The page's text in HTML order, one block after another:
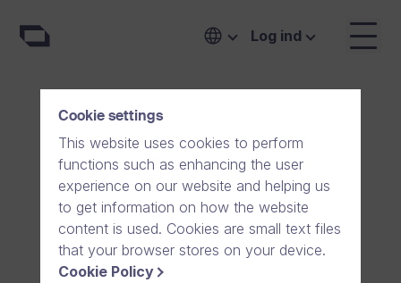
Log ind
Kasvua
ilman
rajoja
Cookie settings
This website uses cookies to perform
functions such as enhancing the user
experience on our website and helping us
to get information on how the website
content is used. Cookies are small text files
that your browser stores on your device.
Cookie Policy